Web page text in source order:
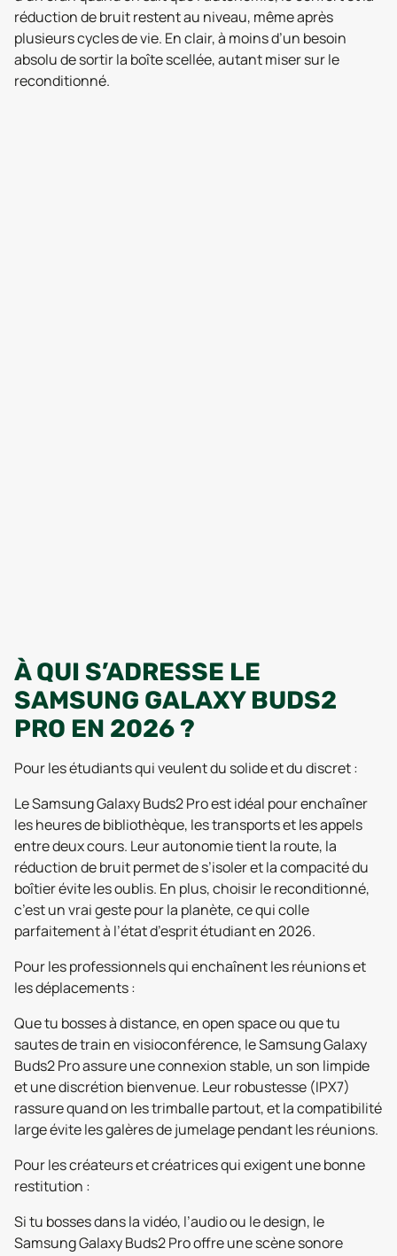
réduction de bruit restent au niveau, même après
plusieurs cycles de vie. En clair, à moins d’un besoin
absolu de sortir la boîte scellée, autant miser sur le
reconditionné.
À QUI S’ADRESSE LE
SAMSUNG GALAXY BUDS2
PRO EN 2026 ?
Pour les étudiants qui veulent du solide et du discret :
Le Samsung Galaxy Buds2 Pro est idéal pour enchaîner
les heures de bibliothèque, les transports et les appels
entre deux cours. Leur autonomie tient la route, la
réduction de bruit permet de s’isoler et la compacité du
boîtier évite les oublis. En plus, choisir le reconditionné,
c’est un vrai geste pour la planète, ce qui colle
parfaitement à l’état d’esprit étudiant en 2026.
Pour les professionnels qui enchaînent les réunions et
les déplacements :
Que tu bosses à distance, en open space ou que tu
sautes de train en visioconférence, le Samsung Galaxy
Buds2 Pro assure une connexion stable, un son limpide
et une discrétion bienvenue. Leur robustesse (IPX7)
rassure quand on les trimballe partout, et la compatibilité
large évite les galères de jumelage pendant les réunions.
Pour les créateurs et créatrices qui exigent une bonne
restitution :
Si tu bosses dans la vidéo, l’audio ou le design, le
Samsung Galaxy Buds2 Pro offre une scène sonore